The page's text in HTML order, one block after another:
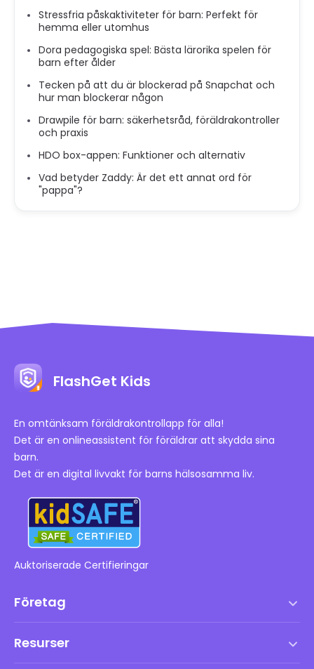
Stressfria påskaktiviteter för barn: Perfekt för
hemma eller utomhus
Dora pedagogiska spel: Bästa lärorika spelen för
barn efter ålder
Tecken på att du är blockerad på Snapchat och
hur man blockerar någon
Drawpile för barn: säkerhetsråd, föräldrakontroller
och praxis
HDO box-appen: Funktioner och alternativ
Vad betyder Zaddy: Är det ett annat ord för
"pappa"?
FlashGet Kids
En omtänksam föräldrakontrollapp för alla!
Det är en onlineassistent för föräldrar att skydda sina
barn.
Det är en digital livvakt för barns hälsosamma liv.
Auktoriserade Certifieringar
Företag
Resurser